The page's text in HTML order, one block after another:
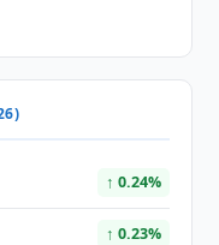
↑ 0.24%
↑ 0.23%